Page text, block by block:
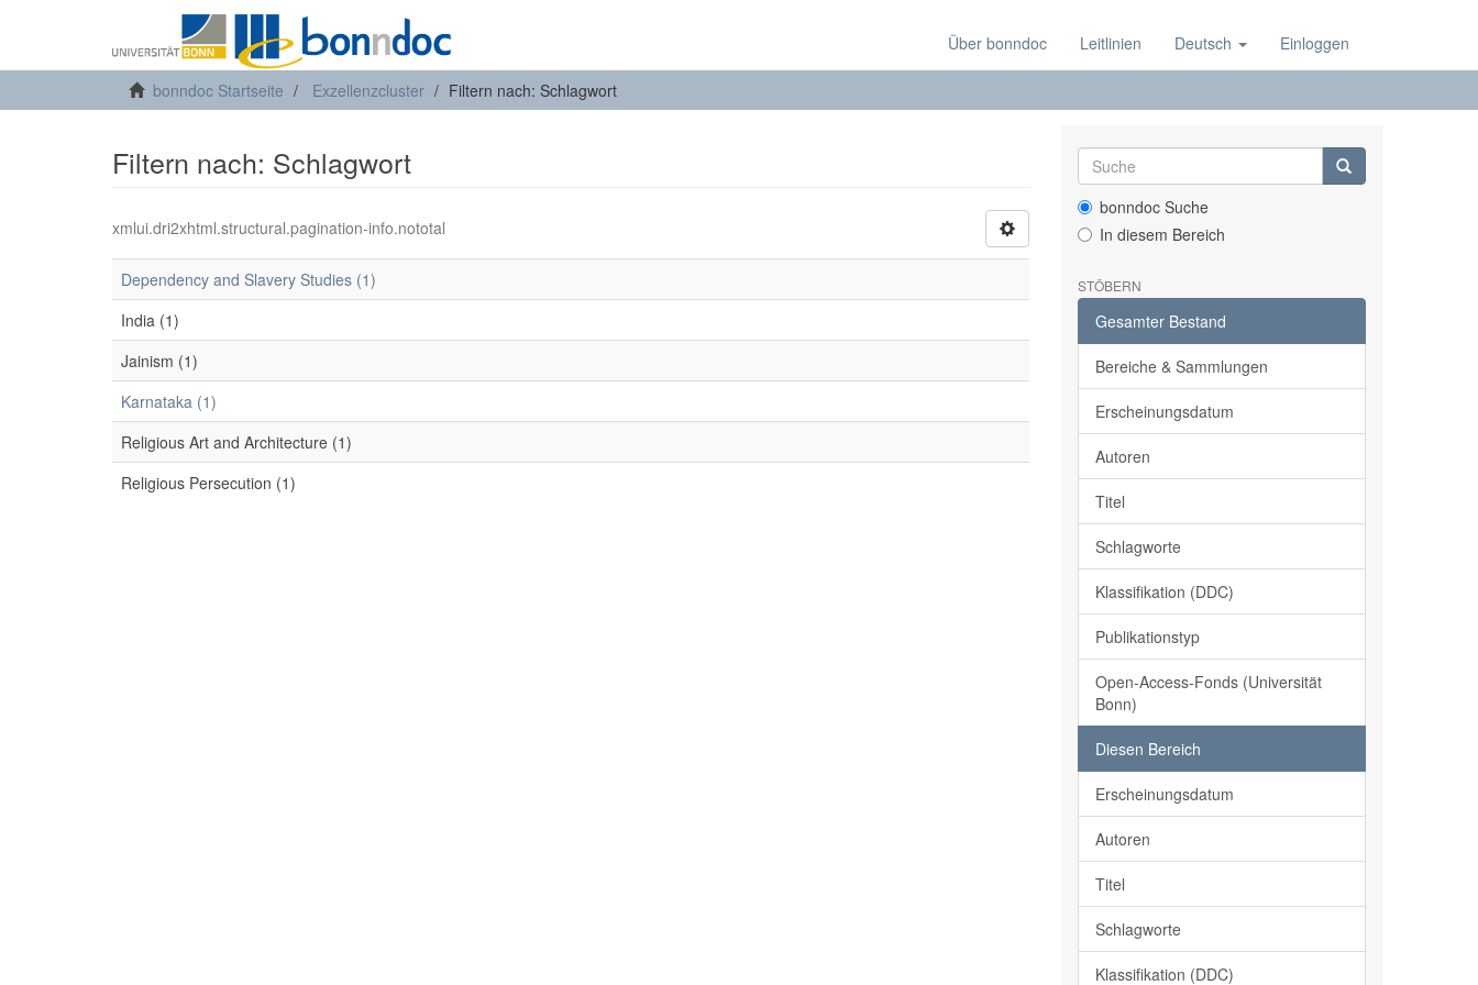
Über bonndoc Leitlinien Deutsch Einloggen
bonndoc Startseite Exzellenzcluster Filtern nach: Schlagwort
Filtern nach: Schlagwort
xmlui.dri2xhtml.structural.pagination-info.nototal
Dependency and Slavery Studies (1)
India (1)
Jainism (1)
Karnataka (1)
Religious Art and Architecture (1)
Religious Persecution (1)
bonndoc Suche
In diesem Bereich
STÖBERN
Gesamter Bestand
Bereiche & Sammlungen
Erscheinungsdatum
Autoren
Titel
Schlagworte
Klassifikation (DDC)
Publikationstyp
Open-Access-Fonds (Universität
Bonn)
Diesen Bereich
Erscheinungsdatum
Autoren
Titel
Schlagworte
Klassifikation (DDC)